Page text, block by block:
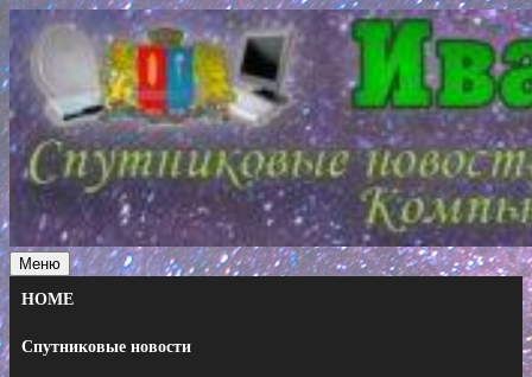
Перейти
к
содержимому
Меню
HOME
Спутниковые новости